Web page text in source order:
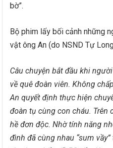
bờ”.
Bộ phim lấy bối cảnh những
vật ông An (do NSND Tự
Câu chuyện bắt đầu khi
về quê đoàn viên. Không
An quyết định thực hiện
đoàn tụ cùng con cháu. Trên
hề đơn độc. Nhờ tính năng
đình đã cùng nhau “sum